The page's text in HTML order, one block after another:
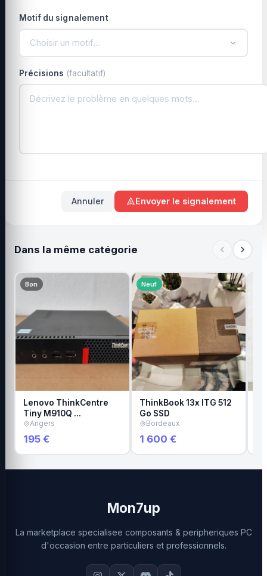
Motif du signalement
Choisir un motif…
Précisions (facultatif)
Annuler Envoyer le signalement
Dans la même catégorie
Bon
Lenovo ThinkCentre
Tiny M910Q …
Angers
195 €
Neuf
ThinkBook 13x ITG 512
Go SSD
Bordeaux
1 600 €
Mon7up
La marketplace specialisee composants & peripheriques PC
d'occasion entre particuliers et professionnels.